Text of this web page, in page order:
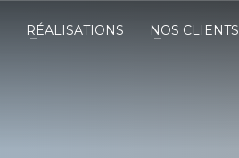
RÉALISATIONS NOS CLIENTS